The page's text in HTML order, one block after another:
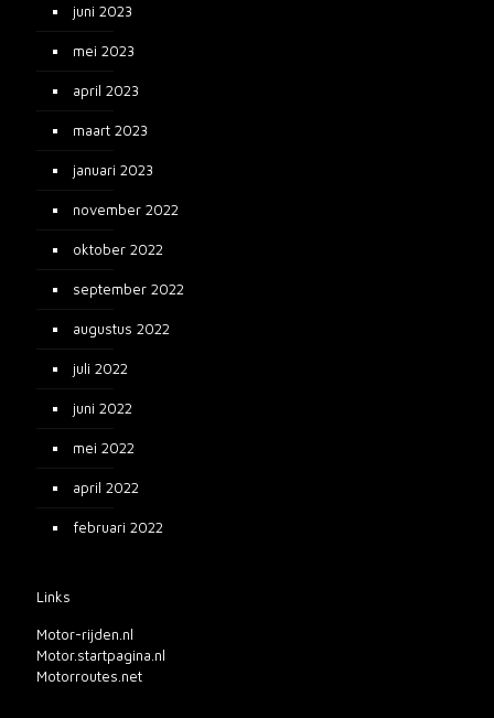
juni 2023
mei 2023
april 2023
maart 2023
januari 2023
november 2022
oktober 2022
september 2022
augustus 2022
juli 2022
juni 2022
mei 2022
april 2022
februari 2022
Links
Motor-rijden.nl
Motor.startpagina.nl
Motorroutes.net